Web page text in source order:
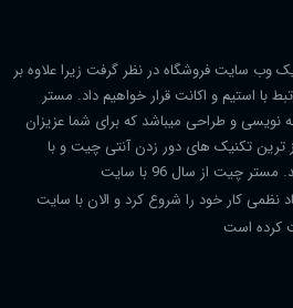
وب سایت فروشگاه در نظر گرفت زیرا علاوه بر
استیم و اکانت قرار خواهیم داد. مستر
نویسی و طراحی میباشد که برای شما عزیزان
ترین تکنیک های دور زدن آنتی چیت و با
چیت از سال 96 با سایت
نظمی کار خود را شروع کرد و الان با سایت
کرده است